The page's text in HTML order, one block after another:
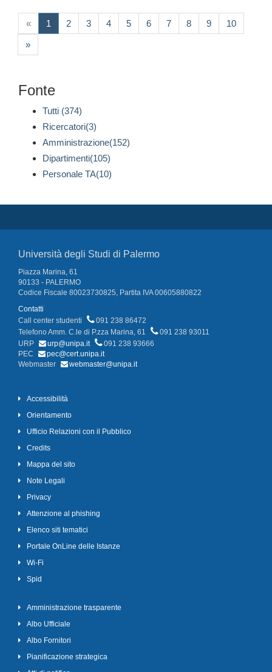
« 1 (current)
2 3 4 5 6 7 8 9 10
»
Fonte
Tutti (374)
Ricercatori(3)
Amministrazione(152)
Dipartimenti(105)
Personale TA(10)
Università degli Studi di Palermo
Piazza Marina, 61
90133 - PALERMO
Codice Fiscale 80023730825, Partita IVA 00605880822
Contatti
Call center studenti
091 238 86472
Telefono Amm. C.le di P.zza Marina, 61
091 238 93011
URP
urp@unipa.it
091 238 93666
PEC
pec@cert.unipa.it
Webmaster
webmaster@unipa.it
Accessibilità
Orientamento
Ufficio Relazioni con il Pubblico
Credits
Mappa del sito
Note Legali
Privacy
Attenzione al phishing
Elenco siti tematici
Portale OnLine delle Istanze
Wi-Fi
Spid
Amministrazione trasparente
Albo Ufficiale
Albo Fornitori
Pianificazione strategica